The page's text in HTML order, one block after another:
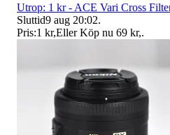
Utrop: 1 kr - ACE Vari Cross
Sluttid9 aug 20:02.
Pris:1 kr,Eller Köp nu 69 kr,.